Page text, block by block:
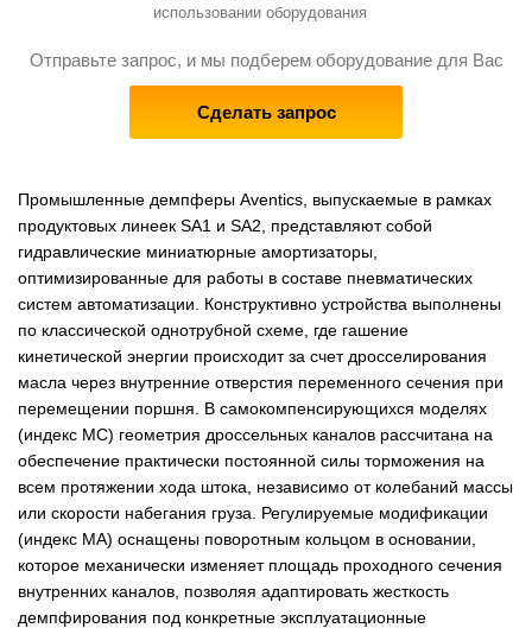
использовании оборудования
Отправьте запрос, и мы подберем оборудование для Вас
Сделать запрос
Промышленные демпферы Aventics, выпускаемые в рамках
продуктовых линеек SA1 и SA2, представляют собой
гидравлические миниатюрные амортизаторы,
оптимизированные для работы в составе пневматических
систем автоматизации. Конструктивно устройства выполнены
по классической однотрубной схеме, где гашение
кинетической энергии происходит за счет дросселирования
масла через внутренние отверстия переменного сечения при
перемещении поршня. В самокомпенсирующихся моделях
(индекс MC) геометрия дроссельных каналов рассчитана на
обеспечение практически постоянной силы торможения на
всем протяжении хода штока, независимо от колебаний массы
или скорости набегания груза. Регулируемые модификации
(индекс MA) оснащены поворотным кольцом в основании,
которое механически изменяет площадь проходного сечения
внутренних каналов, позволяя адаптировать жесткость
демпфирования под конкретные эксплуатационные